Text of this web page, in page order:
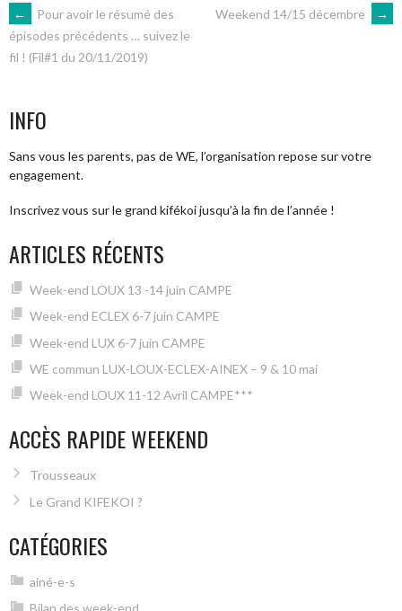
NAVIGATION
DES
ARTICLES
←
Pour avoir le résumé des
épisodes précédents … suivez le
fil ! (Fil#1 du 20/11/2019)
Weekend 14/15 décembre →
INFO
Sans vous les parents, pas de WE, l’organisation repose sur votre
engagement.
Inscrivez vous sur le grand kifékoi jusqu’à la fin de l’année !
ARTICLES RÉCENTS
Week-end LOUX 13 -14 juin CAMPE
Week-end ECLEX 6-7 juin CAMPE
Week-end LUX 6-7 juin CAMPE
WE commun LUX-LOUX-ECLEX-AINEX – 9 & 10 mai
Week-end LOUX 11-12 Avril CAMPE***
ACCÈS RAPIDE WEEKEND
Trousseaux
Le Grand KIFEKOI ?
CATÉGORIES
ainé-e-s
Bilan des week-end